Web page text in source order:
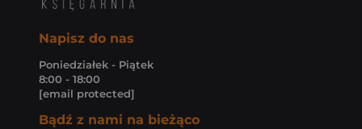
Napisz do nas
Poniedziałek - Piątek
8:00 - 18:00
[email protected]
Bądź z nami na bieżąco